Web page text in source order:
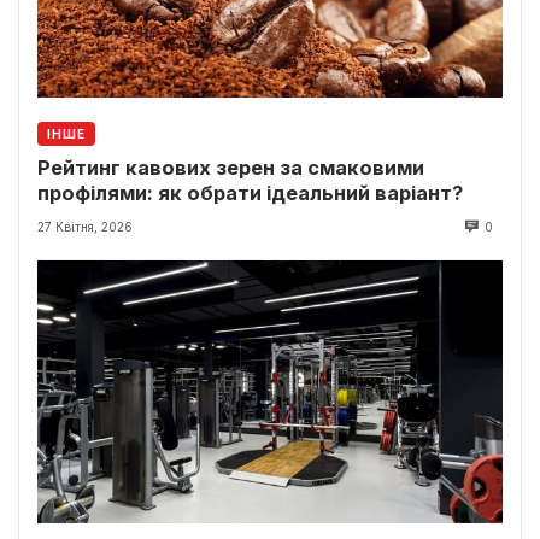
ІНШЕ
Рейтинг кавових зерен за смаковими
профілями: як обрати ідеальний варіант?
27 Квітня, 2026 0